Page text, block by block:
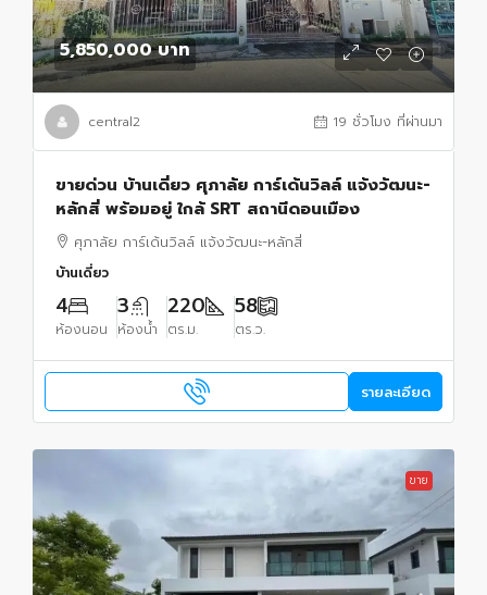
5,850,000 บาท
central2 19 ชั่วโมง ที่ผ่านมา
ขายด่วน บ้านเดี่ยว ศุภาลัย การ์เด้นวิลล์ แจ้งวัฒนะ-
หลักสี่ พร้อมอยู่ ใกล้ SRT สถานีดอนเมือง
ศุภาลัย การ์เด้นวิลล์ แจ้งวัฒนะ-หลักสี่
บ้านเดี่ยว
4
ห้องนอน
3
ห้องน้ำ
220
ตร.ม.
58
ตร.ว.
รายละเอียด
ขาย